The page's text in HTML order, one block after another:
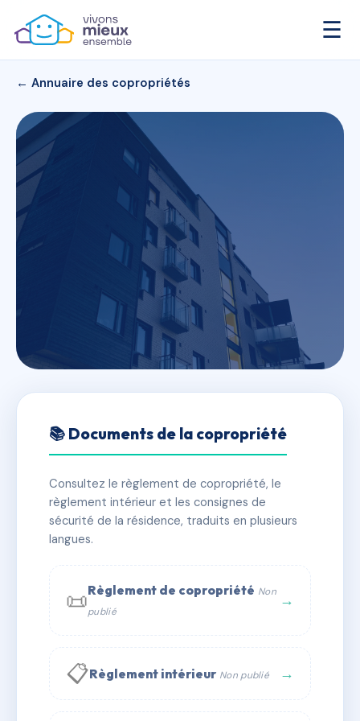
☰
← Annuaire des copropriétés
RESIDENCE PONSARDIN
✓ Immatriculée 🏠 120 lots 🏗 1 bâtiment(s)
📞 Contacter Syndic Digital
📚 Documents de la copropriété
Consultez le règlement de copropriété, le
règlement intérieur et les consignes de
sécurité de la résidence, traduits en plusieurs
langues.
📜Règlement de copropriété Non
publié
→
📋Règlement intérieur Non publié →